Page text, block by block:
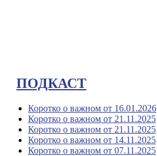
ПОДКАСТ
Коротко о важном от 16.01.2026
Коротко о важном от 21.11.2025
Коротко о важном от 21.11.2025
Коротко о важном от 14.11.2025
Коротко о важном от 07.11.2025